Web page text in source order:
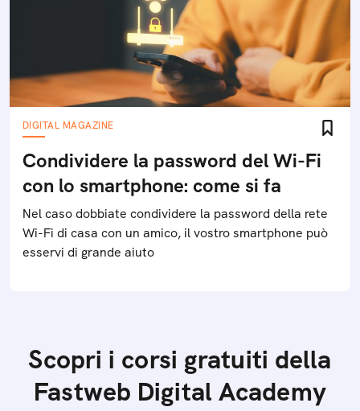
DIGITAL MAGAZINE
Condividere la password del Wi-Fi
con lo smartphone: come si fa
Nel caso dobbiate condividere la password della rete
Wi-Fi di casa con un amico, il vostro smartphone può
esservi di grande aiuto
Scopri i corsi gratuiti della
Fastweb Digital Academy